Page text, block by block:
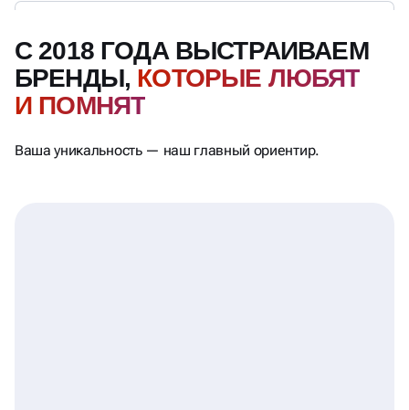
С 2018 ГОДА ВЫСТРАИВАЕМ
БРЕНДЫ, КОТОРЫЕ ЛЮБЯТ
И ПОМНЯТ
Ваша уникальность — наш главный ориентир.